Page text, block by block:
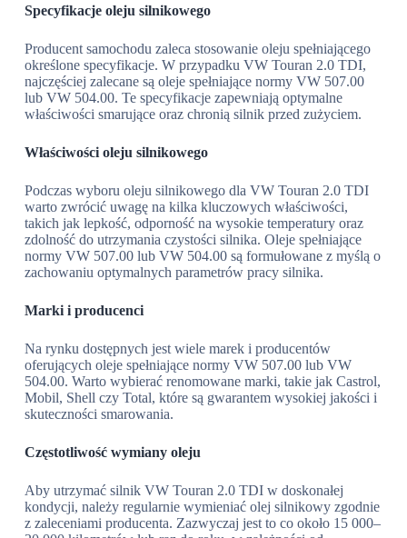
Specyfikacje oleju silnikowego
Producent samochodu zaleca stosowanie oleju spełniającego
określone specyfikacje. W przypadku VW Touran 2.0 TDI,
najczęściej zalecane są oleje spełniające normy VW 507.00
lub VW 504.00. Te specyfikacje zapewniają optymalne
właściwości smarujące oraz chronią silnik przed zużyciem.
Właściwości oleju silnikowego
Podczas wyboru oleju silnikowego dla VW Touran 2.0 TDI
warto zwrócić uwagę na kilka kluczowych właściwości,
takich jak lepkość, odporność na wysokie temperatury oraz
zdolność do utrzymania czystości silnika. Oleje spełniające
normy VW 507.00 lub VW 504.00 są formułowane z myślą o
zachowaniu optymalnych parametrów pracy silnika.
Marki i producenci
Na rynku dostępnych jest wiele marek i producentów
oferujących oleje spełniające normy VW 507.00 lub VW
504.00. Warto wybierać renomowane marki, takie jak Castrol,
Mobil, Shell czy Total, które są gwarantem wysokiej jakości i
skuteczności smarowania.
Częstotliwość wymiany oleju
Aby utrzymać silnik VW Touran 2.0 TDI w doskonałej
kondycji, należy regularnie wymieniać olej silnikowy zgodnie
z zaleceniami producenta. Zazwyczaj jest to co około 15 000–